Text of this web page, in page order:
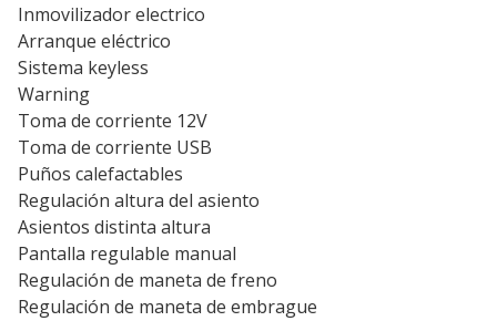
Inmovilizador electrico
Arranque eléctrico
Sistema keyless
Warning
Toma de corriente 12V
Toma de corriente USB
Puños calefactables
Regulación altura del asiento
Asientos distinta altura
Pantalla regulable manual
Regulación de maneta de freno
Regulación de maneta de embrague